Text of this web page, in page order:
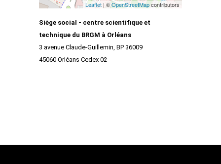
Leaflet | ©OpenStreetMapcontributors
Siège social - centre scientifique et
technique du BRGM à Orléans
3 avenue Claude-Guillemin, BP 36009
45060 Orléans Cedex 02